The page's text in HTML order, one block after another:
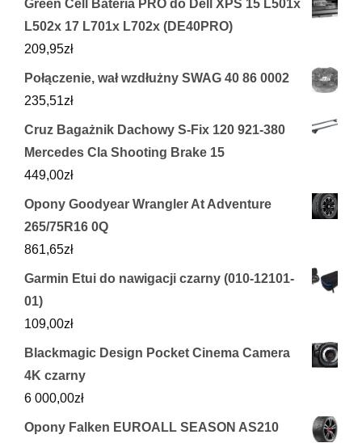
Green Cell Bateria PRO do Dell XPS 15 L501x
L502x 17 L701x L702x (DE40PRO)
209,95zł
Połączenie, wał wzdłużny SWAG 40 86 0002
235,51zł
Cruz Bagażnik Dachowy S-Fix 120 921-380
Mercedes Cla Shooting Brake 15
449,00zł
Opony Goodyear Wrangler At Adventure
265/75R16 0Q
861,65zł
Garmin Etui do nawigacji czarny (010-12101-
01)
109,00zł
Blackmagic Design Pocket Cinema Camera
4K czarny
6 000,00zł
Opony Falken EUROALL SEASON AS210